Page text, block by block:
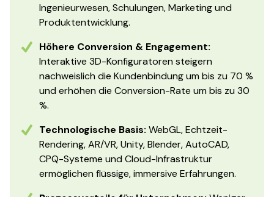
Ingenieurwesen, Schulungen, Marketing und
Produktentwicklung.
Höhere Conversion & Engagement:
Interaktive 3D-Konfiguratoren steigern
nachweislich die Kundenbindung um bis zu 70 %
und erhöhen die Conversion-Rate um bis zu 30
%.
Technologische Basis: WebGL, Echtzeit-
Rendering, AR/VR, Unity, Blender, AutoCAD,
CPQ-Systeme und Cloud-Infrastruktur
ermöglichen flüssige, immersive Erfahrungen.